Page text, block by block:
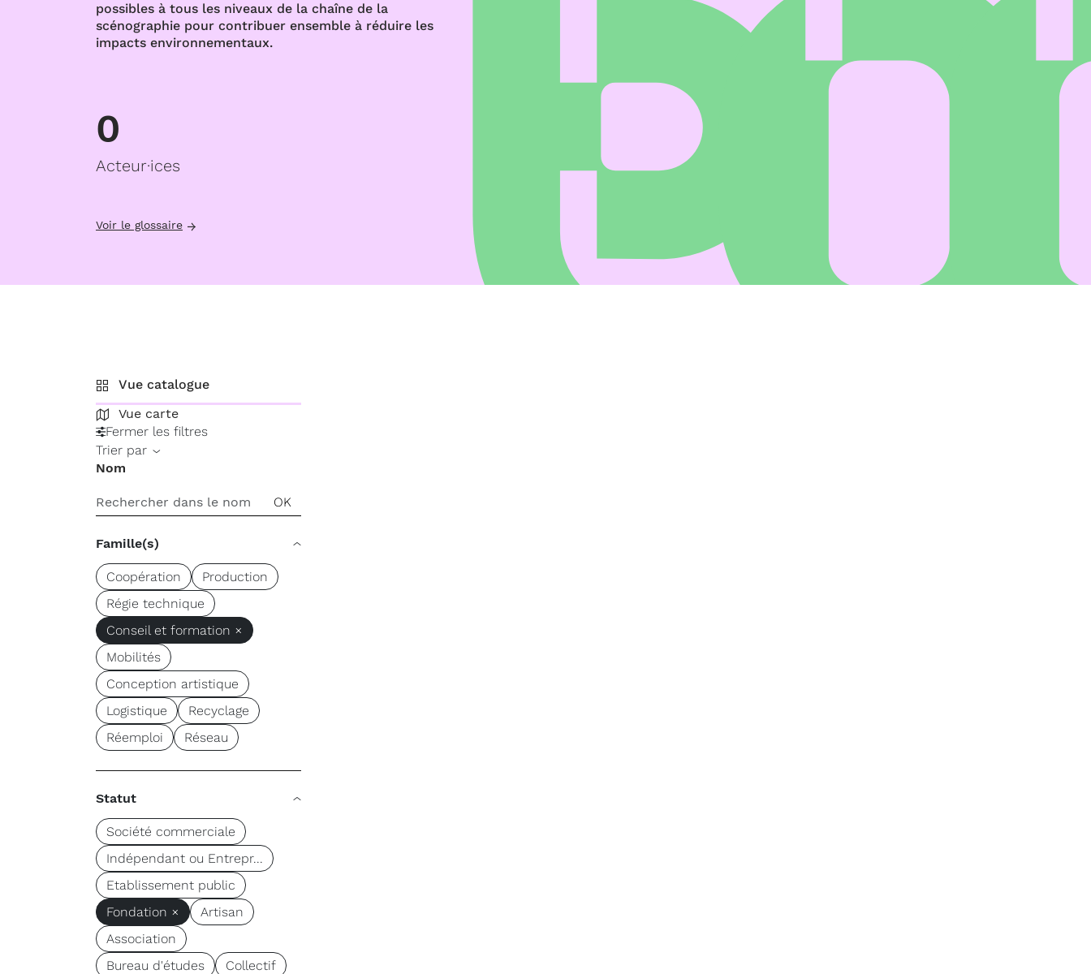
possibles à tous les niveaux de la chaîne de la
scénographie pour contribuer ensemble à réduire les
impacts environnementaux.
0
Acteur·ices
Voir le glossaire
Vue catalogue
Vue carte
Fermer les filtres
Trier par
Nom
Famille(s)
Coopération
Production
Régie technique
Conseil et formation ×
Mobilités
Conception artistique
Logistique
Recyclage
Réemploi
Réseau
Statut
Société commerciale
Indépendant ou Entrepr...
Etablissement public
Fondation ×
Artisan
Association
Bureau d'études
Collectif